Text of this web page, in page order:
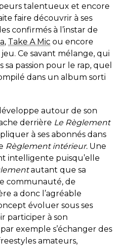
talentueux et encore
faire découvrir à ses
confirmés à l’instar de
, Take A Micou encore
Ce savant mélange, qui
passion pour le rap, quel
dans un album sorti
autour de son
derrière Le Règlement
à ses abonnés dans
Règlement intérieur. Une
intelligente puisqu’elle
autant que sa
communauté, de
a donc l’agréable
évoluer sous ses
participer à son
exemple s’échanger des
amateurs,